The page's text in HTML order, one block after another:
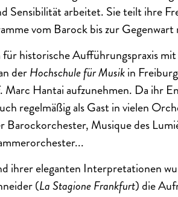
Sensibilität arbeitet. Sie teilt ihre
vom Barock bis zur Gegenwart
historische Aufführungspraxis
derHochschule für Musikin
Marc Hantai aufzunehmen. Da ihr
regelmäßig als Gast in vielen
Musique des
ihrer eleganten Interpretationen
(La Stagione Frankfurt) die